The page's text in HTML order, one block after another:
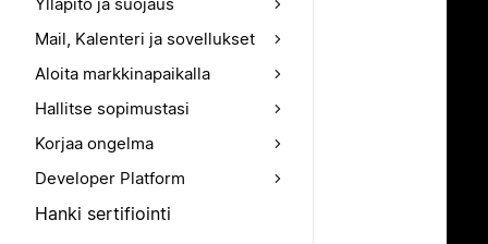
Mail, Kalenteri ja sovellukset
Aloita markkinapaikalla
Hallitse sopimustasi
Korjaa ongelma
Developer Platform
Hanki sertifiointi